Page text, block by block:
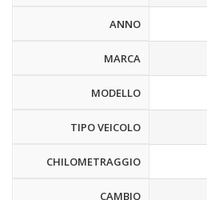
ANNO
MARCA
MODELLO
TIPO VEICOLO
CHILOMETRAGGIO
CAMBIO